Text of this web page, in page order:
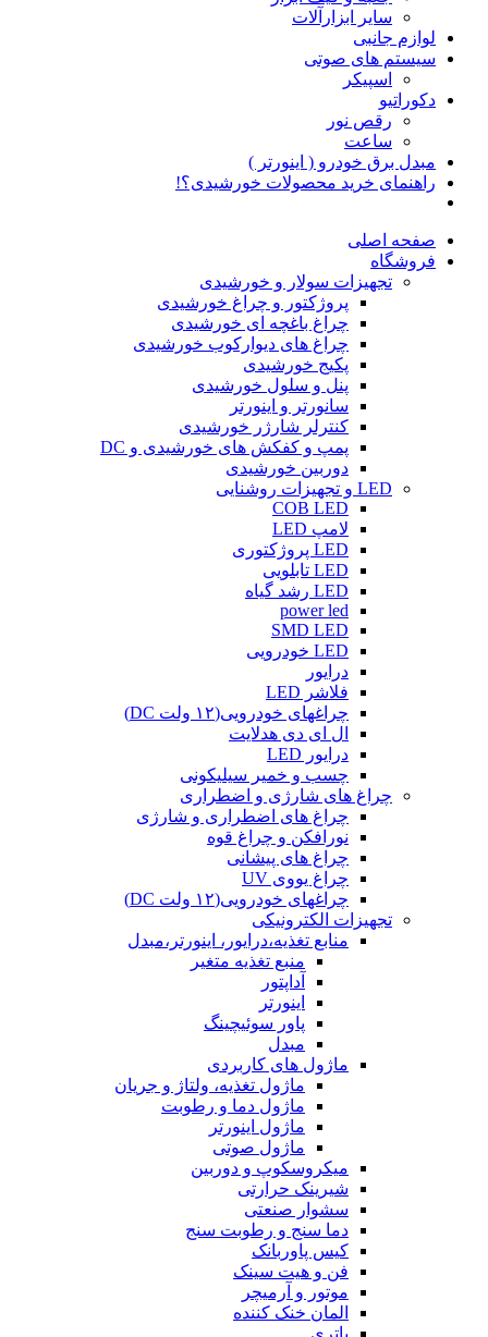
سایر ابزارآلات
لوازم جانبی
سیستم های صوتی
اسپیکر
دکوراتیو
رقص نور
ساعت
مبدل برق خودرو ( اینورتر )
راهنمای خرید محصولات خورشیدی؟!
صفحه اصلی
فروشگاه
تجهیزات سولار و خورشیدی
پروژکتور و چراغ خورشیدی
چراغ باغچه ای خورشیدی
چراغ های دیوارکوب خورشیدی
پکیج خورشیدی
پنل و سلول خورشیدی
سانورتر و اینورتر
کنترلر شارژر خورشیدی
پمپ و کفکش های خورشیدی و DC
دوربین خورشیدی
LED و تجهیزات روشنایی
COB LED
لامپ LED
LED پروژکتوری
LED تابلویی
LED رشد گیاه
power led
SMD LED
LED خودرویی
درایور
فلاشر LED
چراغهای خودرویی(۱۲ ولت DC)
ال ای دی هدلایت
درایور LED
چسب و خمیر سیلیکونی
چراغ های شارژی و اضطراری
چراغ های اضطراری و شارژی
نورافکن و چراغ قوه
چراغ های پیشانی
چراغ یووی UV
چراغهای خودرویی(۱۲ ولت DC)
تجهیزات الکترونیکی
منابع تغذیه،درایور، اینورتر،مبدل
منبع تغذیه متغیر
آداپتور
اینورتر
پاور سوئیچینگ
مبدل
ماژول های کاربردی
ماژول تغذیه، ولتاژ و جریان
ماژول دما و رطوبت
ماژول اینورتر
ماژول صوتی
میکروسکوپ و دوربین
شیرینک حرارتی
سشوار صنعتی
دما سنج و رطوبت سنج
کیس پاوربانک
فن و هیت سینک
موتور و آرمیچر
المان خنک کننده
باتری